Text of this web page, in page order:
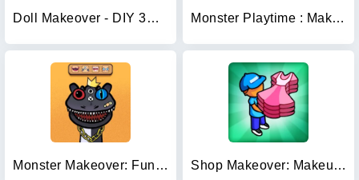
Doll Makeover - DIY 3D Dolly Monster Playtime : Makeover
Monster Makeover: Fun Custom Shop Makeover: Makeup Fashion!